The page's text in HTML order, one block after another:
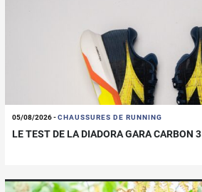
05/08/2026-CHAUSSURES DE RUNNING
LE TEST DE LA DIADORA GARA CARBON 3